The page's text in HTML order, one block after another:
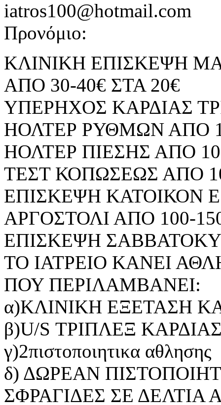
iatros100@hotmail.com
Προνόμιο:
ΚΛΙΝΙΚΗ ΕΠΙΣΚΕΨΗ
ΑΠΟ 30-40€ ΣΤΑ 20€
ΥΠΕΡΗΧΟΣ ΚΑΡΔΙΑΣ
ΗΟΛΤΕΡ ΡΥΘΜΩΝ ΑΠΟ
ΗΟΛΤΕΡ ΠΙΕΣΗΣ ΑΠΟ
ΤΕΣΤ ΚΟΠΩΣΕΩΣ ΑΠΟ
ΕΠΙΣΚΕΨΗ ΚΑΤΟΙΚΟΝ
ΑΡΓΟΣΤΟΛΙ ΑΠΟ 100-
ΕΠΙΣΚΕΨΗ
ΤΟ ΙΑΤΡΕΙΟ ΚΑΝΕΙ
ΠΟΥ ΠΕΡΙΛΑΜΒΑΝΕΙ:
α)ΚΛΙΝΙΚΗ ΕΞΕΤΑΣΗ
β)U/S ΤΡΙΠΛΕΞ
γ)2πιστοποιητικα αθλησης
δ) ΔΩΡΕΑΝ
ΣΦΡΑΓΙΔΕΣ ΣΕ